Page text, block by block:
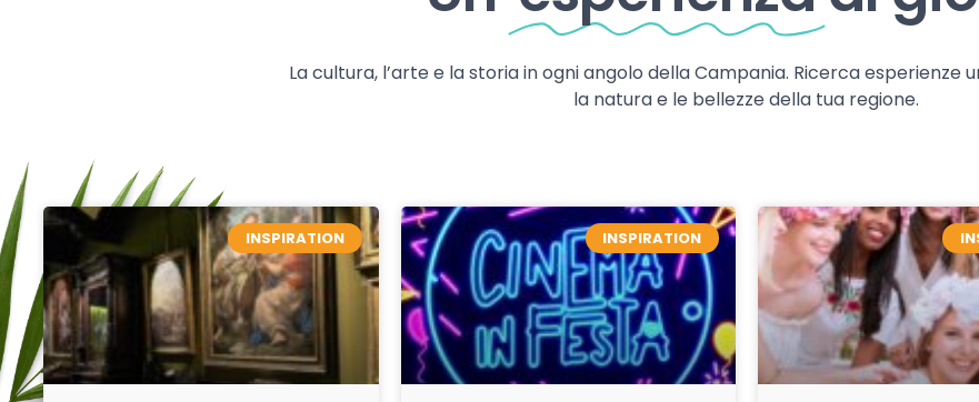
La cultura, l’arte e la storia in ogni angolo della Campania. Ricerca esperienze
la natura e le bellezze della tua regione.
INSPIRATION INSPIRATION